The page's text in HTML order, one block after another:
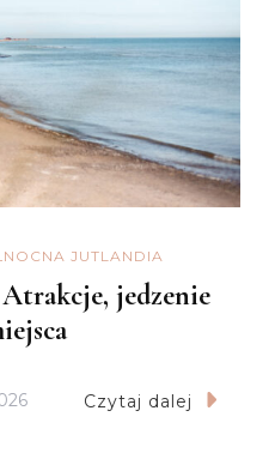
JUTLANDIA
jedzenie
Czytaj dalej